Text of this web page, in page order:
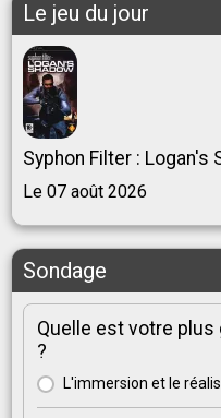
Le jeu du jour
Syphon Filter : Logan's
Le 07 août 2026
Sondage
Quelle est votre plus
?
L'immersion et le